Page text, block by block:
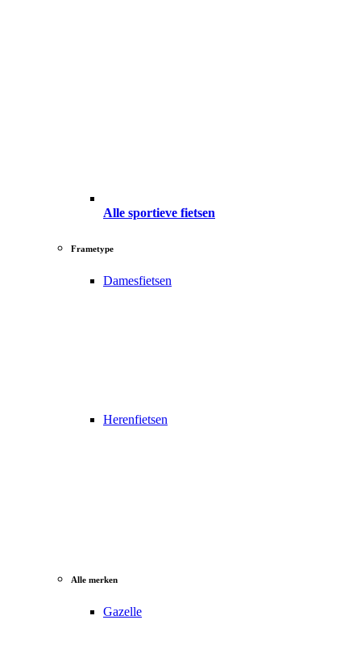
Alle sportieve fietsen
Frametype
Damesfietsen
Herenfietsen
Alle merken
Gazelle